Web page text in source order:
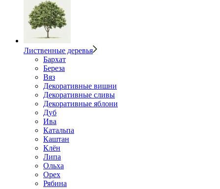
Лиственные деревья
Бархат
Береза
Вяз
Декоративные вишни
Декоративные сливы
Декоративные яблони
Дуб
Ива
Катальпа
Каштан
Клён
Липа
Ольха
Орех
Рябина